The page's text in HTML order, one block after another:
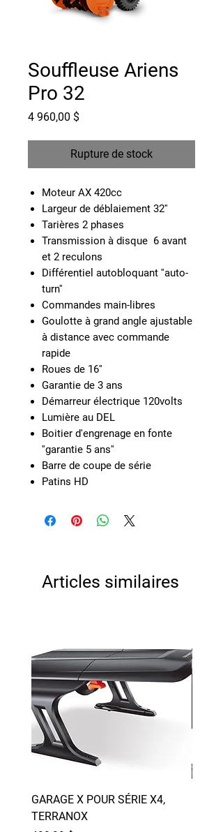
Souffleuse Ariens
Pro 32
4 960,00 $Prix
Rupture de stock
Moteur AX 420cc
Largeur de déblaiement 32''
Tarières 2 phases
Transmission à disque 6 avant
et 2 reculons
Différentiel autobloquant ''auto-
turn''
Commandes main-libres
Goulotte à grand angle ajustable
à distance avec commande
rapide
Roues de 16''
Garantie de 3 ans
Démarreur électrique 120volts
Lumière au DEL
Boitier d'engrenage en fonte
''garantie 5 ans''
Barre de coupe de série
Patins HD
Articles similaires
GARAGE X POUR SÉRIE X4,
TERRANOX